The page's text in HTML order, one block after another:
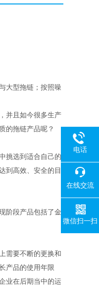
大型拖链；按照噪
并且如今很多生产
的拖链产品呢？
挑选到适合自己的
到高效、安全的目
阶段产品包括了金
需要不断的更换和
产品的使用年限
业在后期当中的运
电话
在线交流
微信扫一扫